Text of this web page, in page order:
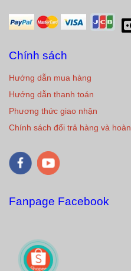
Chính sách
Hướng dẫn mua hàng
Hướng dẫn thanh toán
Phương thức giao nhận
Chính sách đổi trả hàng và
Fanpage Facebook